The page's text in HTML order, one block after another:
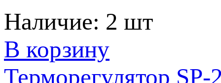
Наличие: 2 шт
В корзину
Терморегулятор